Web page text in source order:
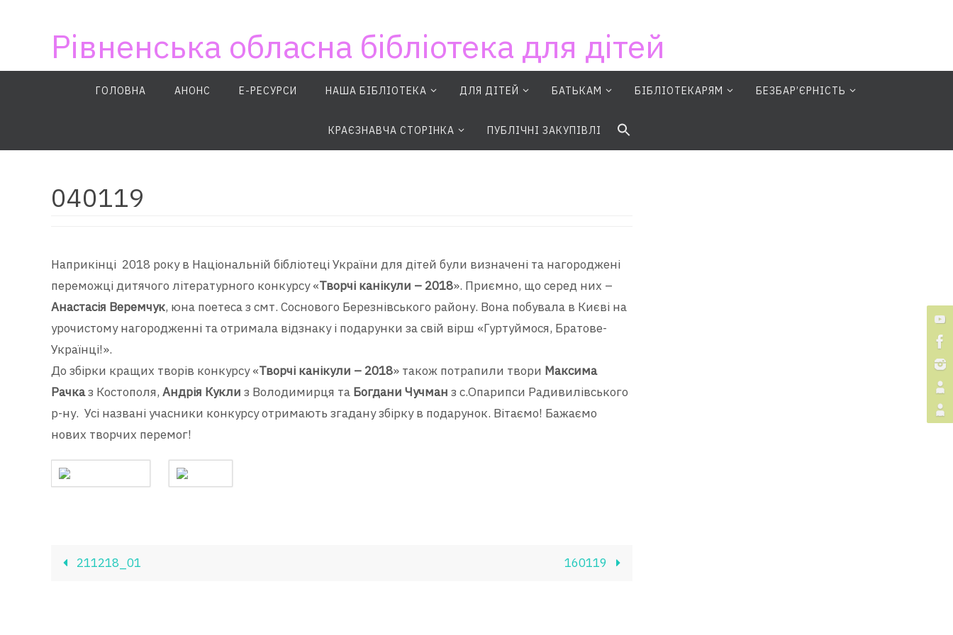
Рівненська обласна бібліотека для дітей
ГОЛОВНА АНОНС E-РЕСУРСИ НАША БІБЛІОТЕКА ДЛЯ ДІТЕЙ БАТЬКАМ БІБЛІОТЕКАРЯМ БЕЗБАР’ЄРНІСТЬ
КРАЄЗНАВЧА СТОРІНКА ПУБЛІЧНІ ЗАКУПІВЛІ
040119
Наприкінці 2018 року в Національній бібліотеці України для дітей були визначені та нагороджені
переможці дитячого літературного конкурсу «Творчі канікули – 2018». Приємно, що серед них –
Анастасія Веремчук, юна поетеса з смт. Соснового Березнівського району. Вона побувала в Києві на
урочистому нагородженні та отримала відзнаку і подарунки за свій вірш «Гуртуймося, Братове-
Українці!».
До збірки кращих творів конкурсу «Творчі канікули – 2018» також потрапили твори Максима
Рачказ Костополя, Андрія Кукли з Володимирця та Богдани Чучман з с.Опарипси Радивилівського
р-ну. Усі названі учасники конкурсу отримають згадану збірку в подарунок. Вітаємо! Бажаємо
нових творчих перемог!
211218_01 160119